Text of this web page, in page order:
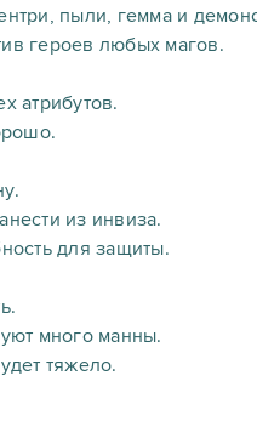
пыли, гемма и
героев любых магов.
атрибутов.
из инвиза.
для защиты.
много манны.
тяжело.